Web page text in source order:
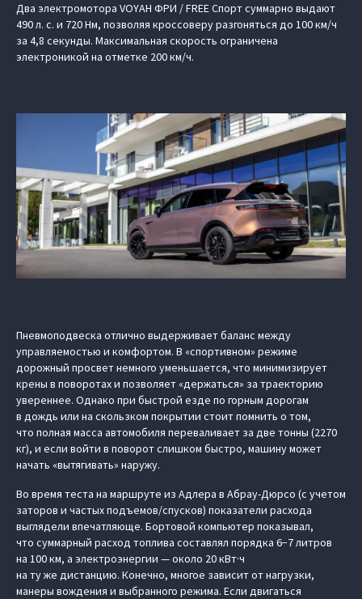
Два электромотора VOYAH ФРИ / FREE Спорт суммарно выдают
490 л. с. и 720 Нм, позволяя кроссоверу разгоняться до 100 км/ч
за 4,8 секунды. Максимальная скорость ограничена
электроникой на отметке 200 км/ч.
Пневмоподвеска отлично выдерживает баланс между
управляемостью и комфортом. В «спортивном» режиме
дорожный просвет немного уменьшается, что минимизирует
крены в поворотах и позволяет «держаться» за траекторию
увереннее. Однако при быстрой езде по горным дорогам
в дождь или на скользком покрытии стоит помнить о том,
что полная масса автомобиля переваливает за две тонны (2270
кг), и если войти в поворот слишком быстро, машину может
начать «вытягивать» наружу.
Во время теста на маршруте из Адлера в Абрау-Дюрсо (с учетом
заторов и частых подъемов/спусков) показатели расхода
выглядели впечатляюще. Бортовой компьютер показывал,
что суммарный расход топлива составлял порядка 6−7 литров
на 100 км, а электроэнергии — около 20 кВт·ч
на ту же дистанцию. Конечно, многое зависит от нагрузки,
манеры вождения и выбранного режима. Если двигаться